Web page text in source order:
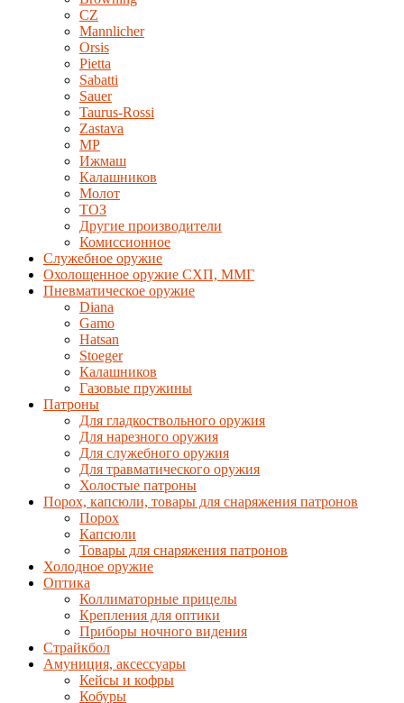
CZ
Mannlicher
Orsis
Pietta
Sabatti
Sauer
Taurus-Rossi
Zastava
MP
Ижмаш
Калашников
Молот
ТОЗ
Другие производители
Комиссионное
Служебное оружие
Охолощенное оружие СХП, ММГ
Пневматическое оружие
Diana
Gamo
Hatsan
Stoeger
Калашников
Газовые пружины
Патроны
Для гладкоствольного оружия
Для нарезного оружия
Для служебного оружия
Для травматического оружия
Холостые патроны
Порох, капсюли, товары для снаряжения патронов
Порох
Капсюли
Товары для снаряжения патронов
Холодное оружие
Оптика
Коллиматорные прицелы
Крепления для оптики
Приборы ночного видения
Страйкбол
Амуниция, аксессуары
Кейсы и кофры
Кобуры